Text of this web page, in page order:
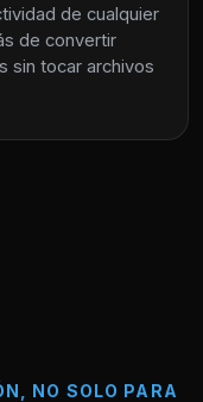
de cualquier
de convertir
sin tocar archivos
NO SOLO PARA